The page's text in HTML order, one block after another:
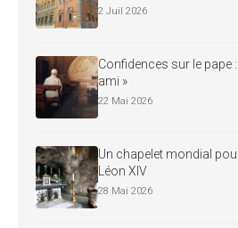
2 Juil 2026
Confidences sur le pape
ami »
22 Mai 2026
Un chapelet mondial
Léon XIV
28 Mai 2026